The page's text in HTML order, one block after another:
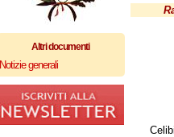
Altri documenti
Notizie generali